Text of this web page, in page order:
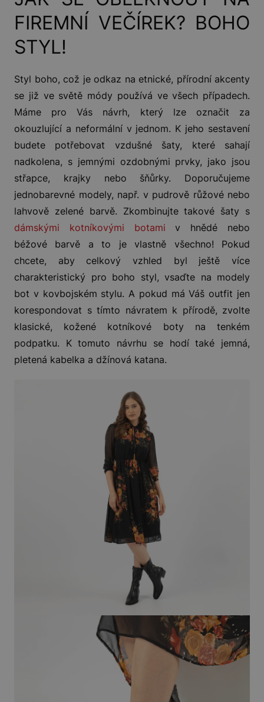
FIREMNÍ VEČÍREK? BOHO
STYL!
Styl boho, což je odkaz na etnické, přírodní akcenty
se již ve světě módy používá ve všech případech.
Máme pro Vás návrh, který lze označit za
okouzlující a neformální v jednom. K jeho sestavení
budete potřebovat vzdušné šaty, které sahají
nadkolena, s jemnými ozdobnými prvky, jako jsou
střapce, krajky nebo šňůrky. Doporučujeme
jednobarevné modely, např. v pudrově růžové nebo
lahvově zelené barvě. Zkombinujte takové šaty s
dámskými kotníkovými botami v hnědé nebo
béžové barvě a to je vlastně všechno! Pokud
chcete, aby celkový vzhled byl ještě více
charakteristický pro boho styl, vsaďte na modely
bot v kovbojském stylu. A pokud má Váš outfit jen
korespondovat s tímto návratem k přírodě, zvolte
klasické, kožené kotníkové boty na tenkém
podpatku. K tomuto návrhu se hodí také jemná,
pletená kabelka a džínová katana.